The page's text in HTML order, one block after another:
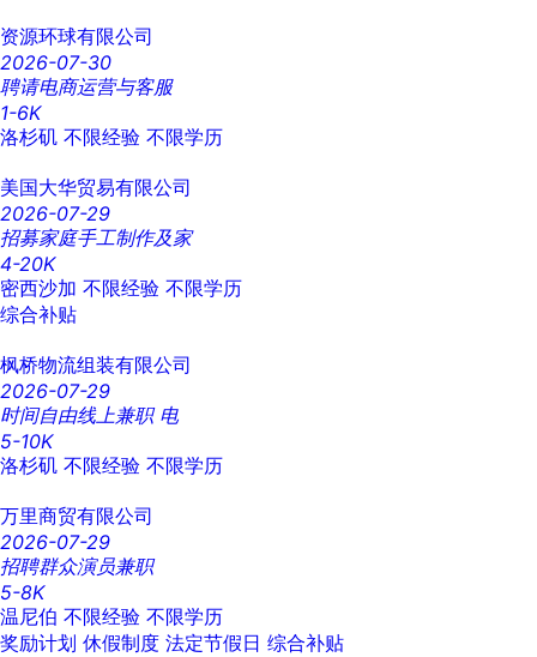
资源环球有限公司
2026-07-30
聘请电商运营与客服
1-6K
洛杉矶 不限经验 不限学历
美国大华贸易有限公司
2026-07-29
招募家庭手工制作及家
4-20K
密西沙加 不限经验 不限学历
综合补贴
枫桥物流组装有限公司
2026-07-29
时间自由线上兼职 电
5-10K
洛杉矶 不限经验 不限学历
万里商贸有限公司
2026-07-29
招聘群众演员兼职
5-8K
温尼伯 不限经验 不限学历
奖励计划 休假制度 法定节假日 综合补贴